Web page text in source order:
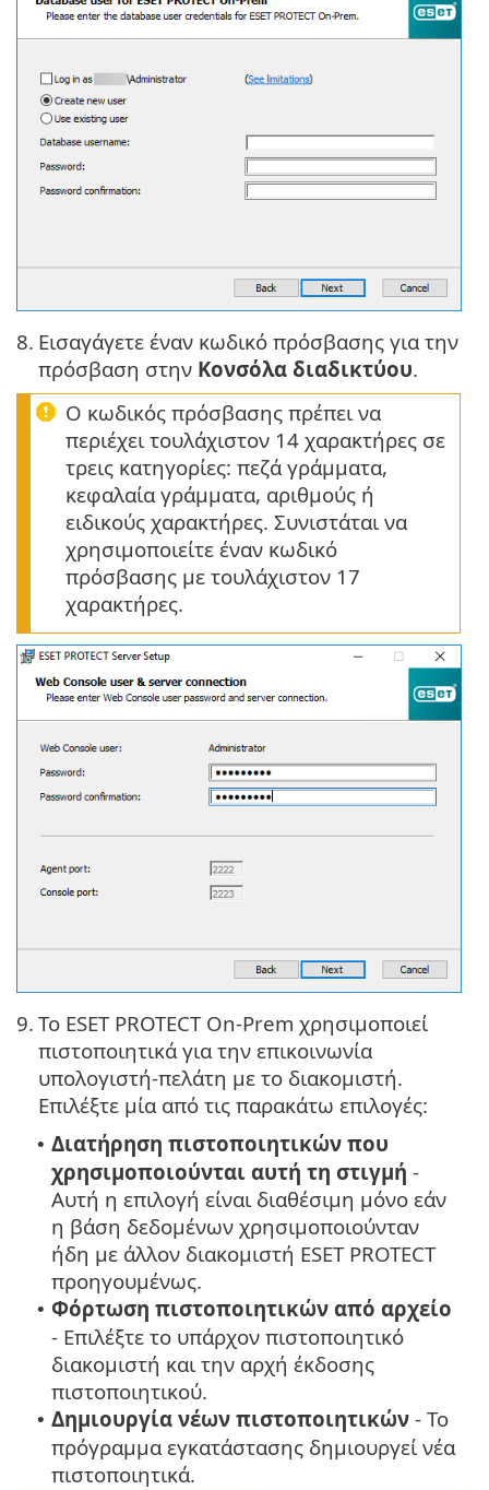
8. Εισαγάγετε έναν κωδικό πρόσβασης για την
πρόσβαση στην Κονσόλα διαδικτύου.
Ο κωδικός πρόσβασης πρέπει να
περιέχει τουλάχιστον 14 χαρακτήρες σε
τρεις κατηγορίες: πεζά γράμματα,
κεφαλαία γράμματα, αριθμούς ή
ειδικούς χαρακτήρες. Συνιστάται να
χρησιμοποιείτε έναν κωδικό
πρόσβασης με τουλάχιστον 17
χαρακτήρες.
9. Το ESET PROTECT On-Prem χρησιμοποιεί
πιστοποιητικά για την επικοινωνία
υπολογιστή-πελάτη με το διακομιστή.
Επιλέξτε μία από τις παρακάτω επιλογές:
• Διατήρηση πιστοποιητικών που
χρησιμοποιούνται αυτή τη στιγμή -
Αυτή η επιλογή είναι διαθέσιμη μόνο εάν
η βάση δεδομένων χρησιμοποιούνταν
ήδη με άλλον διακομιστή ESET PROTECT
προηγουμένως.
• Φόρτωση πιστοποιητικών από αρχείο
- Επιλέξτε το υπάρχον πιστοποιητικό
διακομιστή και την αρχή έκδοσης
πιστοποιητικού.
• Δημιουργία νέων πιστοποιητικών - Το
πρόγραμμα εγκατάστασης δημιουργεί νέα
πιστοποιητικά.